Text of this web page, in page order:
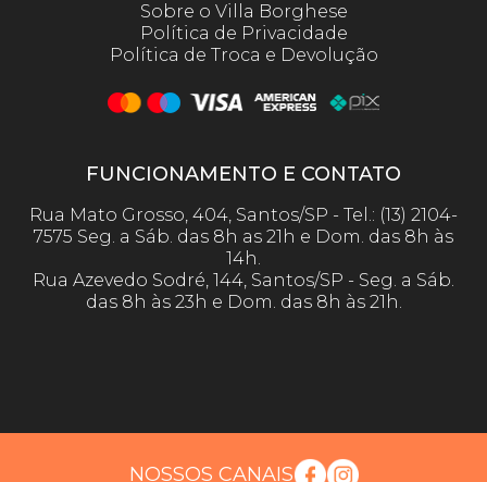
Sobre o Villa Borghese
Política de Privacidade
Política de Troca e Devolução
FUNCIONAMENTO E CONTATO
Rua Mato Grosso, 404, Santos/SP - Tel.: (13) 2104-
7575 Seg. a Sáb. das 8h as 21h e Dom. das 8h às
14h.
Rua Azevedo Sodré, 144, Santos/SP - Seg. a Sáb.
das 8h às 23h e Dom. das 8h às 21h.
NOSSOS CANAIS